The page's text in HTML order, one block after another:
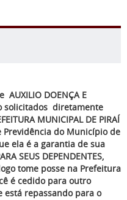
DOENÇA E
solicitados diretamente
MUNICIPAL DE PIRAÍ
Previdência do Município de
ela é a garantia de sua
SEUS DEPENDENTES,
tome posse na Prefeitura
é cedido para outro
está repassando para o